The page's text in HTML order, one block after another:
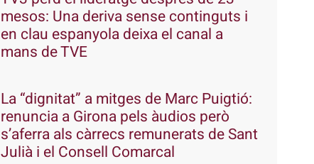
mesos: Una deriva sense continguts i
en clau espanyola deixa el canal a
mans de TVE
La “dignitat” a mitges de Marc Puigtió:
renuncia a Girona pels àudios però
s’aferra als càrrecs remunerats de Sant
Julià i el Consell Comarcal